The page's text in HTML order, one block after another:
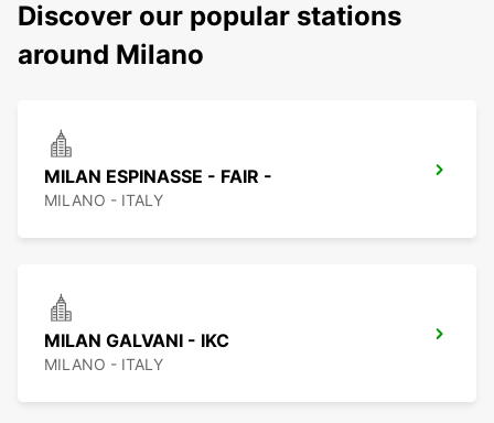
Discover our popular stations
around Milano
MILAN ESPINASSE - FAIR -
MILANO - ITALY
MILAN GALVANI - IKC
MILANO - ITALY